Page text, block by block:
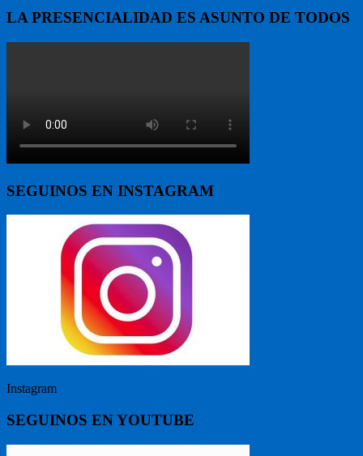
LA PRESENCIALIDAD ES ASUNTO DE TODOS
SEGUINOS EN INSTAGRAM
Instagram
SEGUINOS EN YOUTUBE